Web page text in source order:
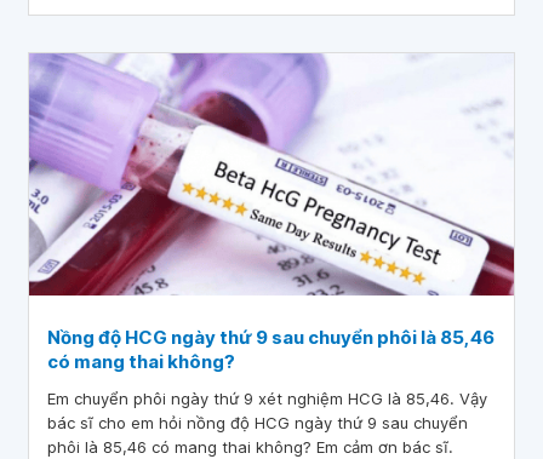
Nồng độ HCG ngày thứ 9 sau chuyển phôi là 85,46
có mang thai không?
Em chuyển phôi ngày thứ 9 xét nghiệm HCG là 85,46. Vậy
bác sĩ cho em hỏi nồng độ HCG ngày thứ 9 sau chuyển
phôi là 85,46 có mang thai không? Em cảm ơn bác sĩ.